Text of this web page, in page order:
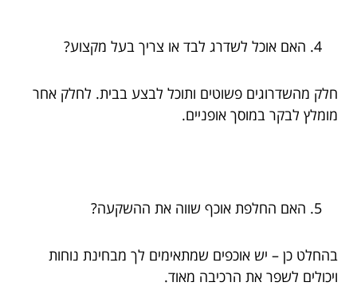
האם אוכל לשדרג לבד או צריך בעל מקצוע?
חלק מהשדרוגים פשוטים ותוכל לבצע בבית. לחלק אחר
מומלץ לבקר במוסך אופניים.
האם החלפת אוכף שווה את ההשקעה?
בהחלט כן – יש אוכפים שמתאימים לך מבחינת נוחות
ויכולים לשפר את הרכיבה מאוד.